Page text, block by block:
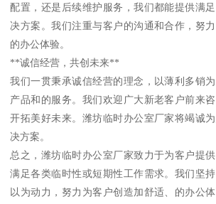
配置，还是后续维护服务，我们都能提供满
决方案。我们注重与客户的沟通和合作，努力
的办公体验。
**诚信经营，共创未来**
我们一贯秉承诚信经营的理念，以薄利多销
产品和的服务。我们欢迎广大新老客户前来
开拓美好未来。潍坊临时办公室厂家将竭诚
决方案。
总之，潍坊临时办公室厂家致力于为客户提
满足各类临时性或短期性工作需求。我们坚
以为动力，努力为客户创造加舒适、的办公体